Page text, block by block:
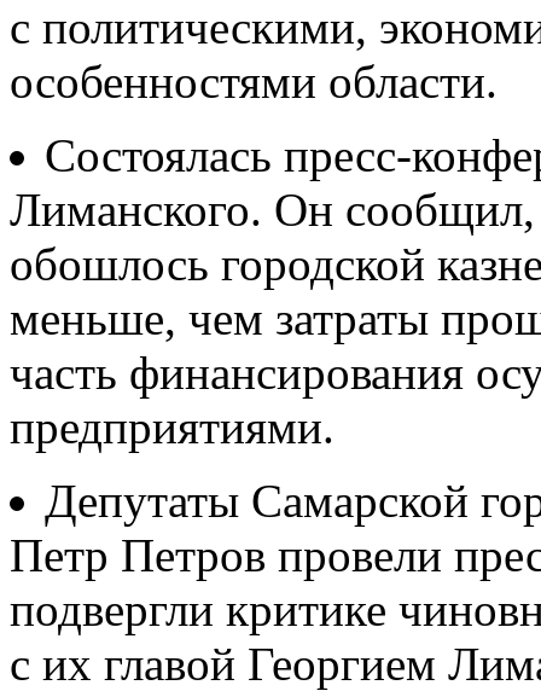
с политическими,
особенностями области.
Состоялась пресс-
Лиманского. Он сообщил,
обошлось городской
меньше, чем затраты
часть финансирования
предприятиями.
Депутаты Самарской
Петр Петров провели
подвергли критике
с их главой Георгием